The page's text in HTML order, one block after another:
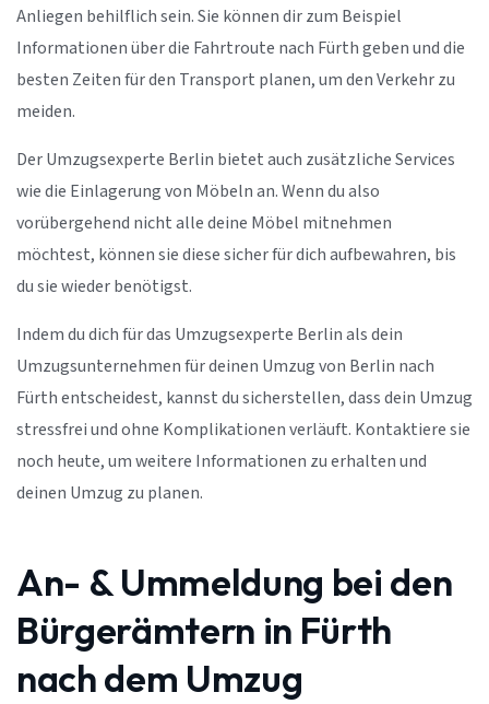
Anliegen behilflich sein. Sie können dir zum Beispiel
Informationen über die Fahrtroute nach Fürth geben und die
besten Zeiten für den Transport planen, um den Verkehr zu
meiden.
Der Umzugsexperte Berlin bietet auch zusätzliche Services
wie die Einlagerung von Möbeln an. Wenn du also
vorübergehend nicht alle deine Möbel mitnehmen
möchtest, können sie diese sicher für dich aufbewahren, bis
du sie wieder benötigst.
Indem du dich für das Umzugsexperte Berlin als dein
Umzugsunternehmen für deinen Umzug von Berlin nach
Fürth entscheidest, kannst du sicherstellen, dass dein Umzug
stressfrei und ohne Komplikationen verläuft. Kontaktiere sie
noch heute, um weitere Informationen zu erhalten und
deinen Umzug zu planen.
An- & Ummeldung bei den
Bürgerämtern in Fürth
nach dem Umzug